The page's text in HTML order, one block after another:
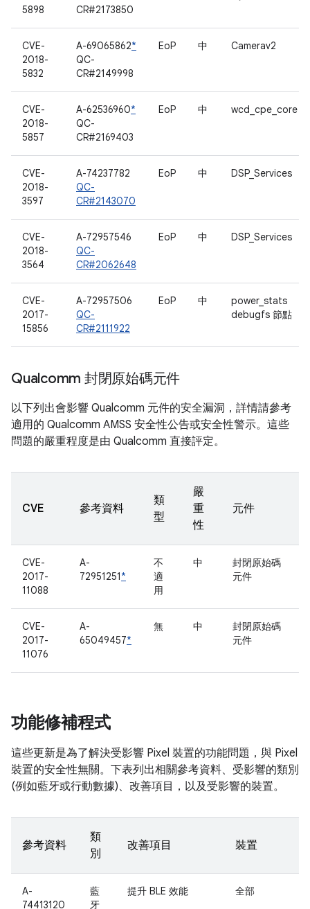
5898
CR#2173850
CVE-
2018-
5832
A-69065862*
QC-
CR#2149998
EoP 中 Camerav2
CVE-
2018-
5857
A-62536960*
QC-
CR#2169403
EoP 中 wcd_cpe_core
CVE-
2018-
3597
A-74237782
QC-
CR#2143070
EoP 中 DSP_Services
CVE-
2018-
3564
A-72957546
QC-
CR#2062648
EoP 中 DSP_Services
CVE-
2017-
15856
A-72957506
QC-
CR#2111922
EoP 中
power_stats
debugfs 節點
Qualcomm 封閉原始碼元件
以下列出會影響 Qualcomm 元件的安全漏洞，詳情請參考
適用的 Qualcomm AMSS 安全性公告或安全性警示。這些
問題的嚴重程度是由 Qualcomm 直接評定。
CVE 參考資料
類
型
嚴
重
性
元件
CVE-
2017-
11088
A-
72951251*
不
適
用
中
封閉原始碼
元件
CVE-
2017-
11076
A-
65049457*
無 中
封閉原始碼
元件
功能修補程式
這些更新是為了解決受影響 Pixel 裝置的功能問題，與 Pixel
裝置的安全性無關。下表列出相關參考資料、受影響的類別
(例如藍牙或行動數據)、改善項目，以及受影響的裝置。
參考資料
類
別
改善項目 裝置
A-
74413120
藍
牙
提升 BLE 效能 全部